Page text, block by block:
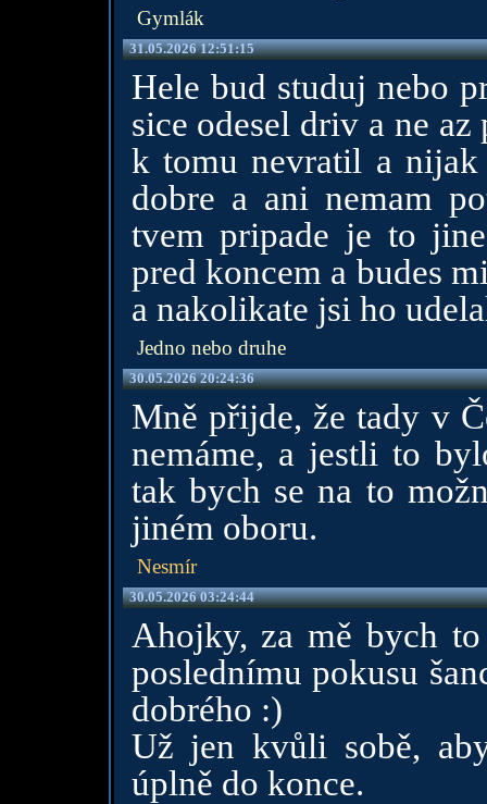
Gymlák
31.05.2026 12:51:15
Hele bud studuj nebo
sice odesel driv a ne az
k tomu nevratil a
dobre a ani nemam
tvem pripade je to
pred koncem a budes
a nakolikate jsi ho
Jedno nebo druhe
30.05.2026 20:24:36
Mně přijde, že tady v
nemáme, a jestli to
tak bych se na to
jiném oboru.
Nesmír
30.05.2026 03:24:44
Ahojky, za mě bych
poslednímu pokusu
dobrého :)
Už jen kvůli sobě,
úplně do konce.